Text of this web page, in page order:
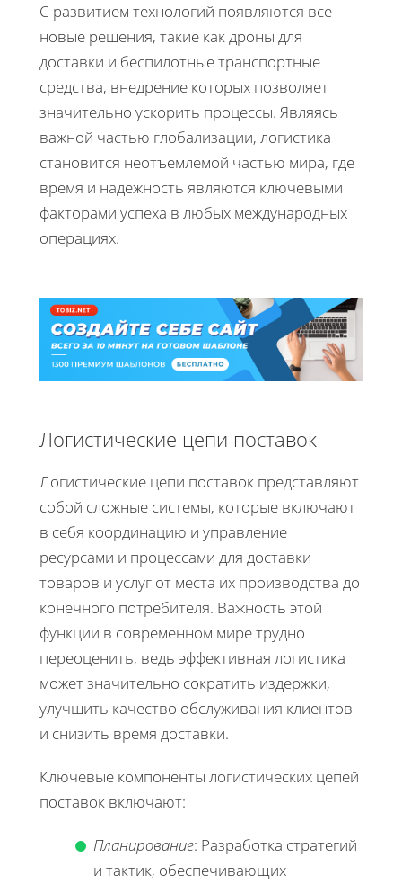
С развитием технологий появляются все
новые решения, такие как дроны для
доставки и беспилотные транспортные
средства, внедрение которых позволяет
значительно ускорить процессы. Являясь
важной частью глобализации, логистика
становится неотъемлемой частью мира, где
время и надежность являются ключевыми
факторами успеха в любых международных
операциях.
Логистические цепи поставок
Логистические цепи поставок представляют
собой сложные системы, которые включают
в себя координацию и управление
ресурсами и процессами для доставки
товаров и услуг от места их производства до
конечного потребителя. Важность этой
функции в современном мире трудно
переоценить, ведь эффективная логистика
может значительно сократить издержки,
улучшить качество обслуживания клиентов
и снизить время доставки.
Ключевые компоненты логистических цепей
поставок включают:
Планирование: Разработка стратегий
и тактик, обеспечивающих